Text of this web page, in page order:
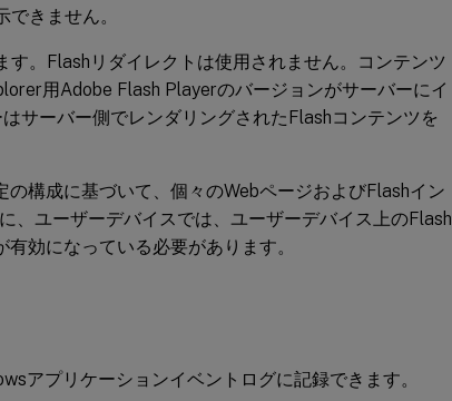
きません。
す。Flashリダイレクトは使用されません。コンテンツ
用Adobe Flash Playerのバージョンがサーバーにイ
サーバー側でレンダリングされたFlashコンテンツを
構成に基づいて、個々のWebページおよびFlashイン
、ユーザーデバイスでは、ユーザーデバイス上のFlash
効になっている必要があります。
アプリケーションイベントログに記録できます。